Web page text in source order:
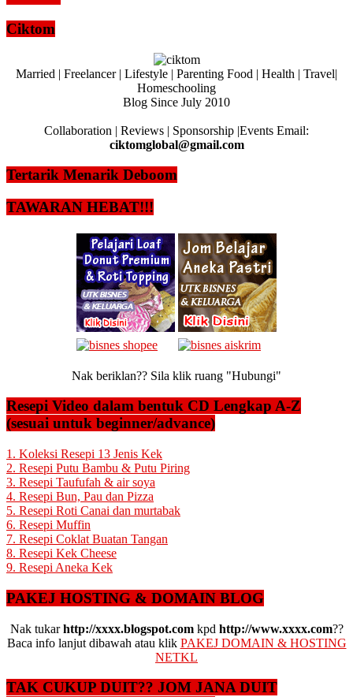
Ciktom
Married | Freelancer | Lifestyle | Parenting Food | Health | Travel|
Homeschooling
Blog Since July 2010
Collaboration | Reviews | Sponsorship |Events Email:
ciktomglobal@gmail.com
Tertarik Menarik Deboom
TAWARAN HEBAT!!!
Nak beriklan?? Sila klik ruang "Hubungi"
Resepi Video dalam bentuk CD Lengkap A-Z
(sesuai untuk beginner/advance)
1. Koleksi Resepi 13 Jenis Kek
2. Resepi Putu Bambu & Putu Piring
3. Resepi Taufufah & air soya
4. Resepi Bun, Pau dan Pizza
5. Resepi Roti Canai dan murtabak
6. Resepi Muffin
7. Resepi Coklat Buatan Tangan
8. Resepi Kek Cheese
9. Resepi Aneka Kek
PAKEJ HOSTING & DOMAIN BLOG
Nak tukarhttp://xxxx.blogspot.comkpd http://www.xxxx.com??
Baca info lanjut dibawah atau klik PAKEJ DOMAIN & HOSTING
NETKL
TAK CUKUP DUIT?? JOM JANA DUIT